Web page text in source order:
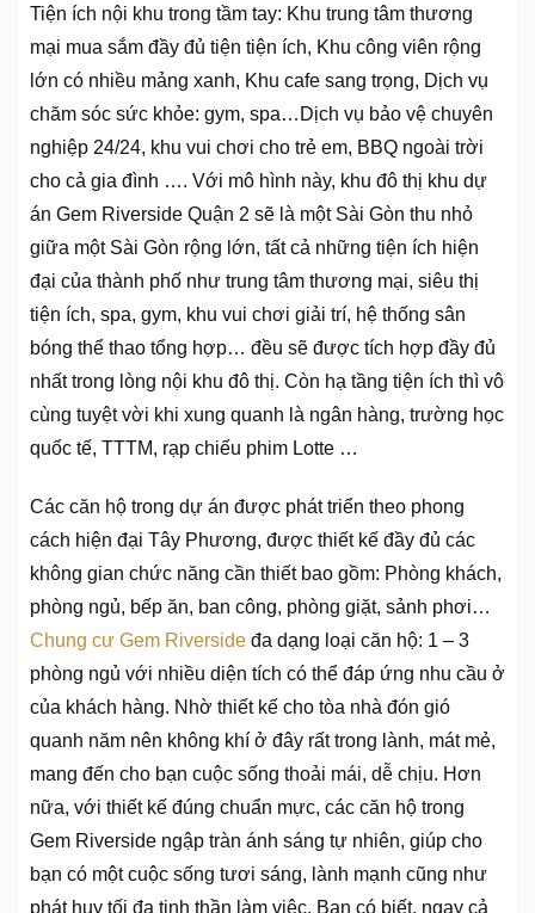
Tiện ích nội khu trong tầm tay: Khu trung tâm thương
mại mua sắm đầy đủ tiện tiện ích, Khu công viên rộng
lớn có nhiều mảng xanh, Khu cafe sang trọng, Dịch vụ
chăm sóc sức khỏe: gym, spa…Dịch vụ bảo vệ chuyên
nghiệp 24/24, khu vui chơi cho trẻ em, BBQ ngoài trời
cho cả gia đình …. Với mô hình này, khu đô thị khu dự
án Gem Riverside Quận 2 sẽ là một Sài Gòn thu nhỏ
giữa một Sài Gòn rộng lớn, tất cả những tiện ích hiện
đại của thành phố như trung tâm thương mại, siêu thị
tiện ích, spa, gym, khu vui chơi giải trí, hệ thống sân
bóng thể thao tổng hợp… đều sẽ được tích hợp đầy đủ
nhất trong lòng nội khu đô thị. Còn hạ tầng tiện ích thì vô
cùng tuyệt vời khi xung quanh là ngân hàng, trường học
quốc tế, TTTM, rạp chiếu phim Lotte …
Các căn hộ trong dự án được phát triển theo phong
cách hiện đại Tây Phương, được thiết kế đầy đủ các
không gian chức năng cần thiết bao gồm: Phòng khách,
phòng ngủ, bếp ăn, ban công, phòng giặt, sảnh phơi…
Chung cư Gem Riverside đa dạng loại căn hộ: 1 – 3
phòng ngủ với nhiều diện tích có thể đáp ứng nhu cầu ở
của khách hàng. Nhờ thiết kế cho tòa nhà đón gió
quanh năm nên không khí ở đây rất trong lành, mát mẻ,
mang đến cho bạn cuộc sống thoải mái, dễ chịu. Hơn
nữa, với thiết kế đúng chuẩn mực, các căn hộ trong
Gem Riverside ngập tràn ánh sáng tự nhiên, giúp cho
bạn có một cuộc sống tươi sáng, lành mạnh cũng như
phát huy tối đa tinh thần làm việc. Bạn có biết, ngay cả